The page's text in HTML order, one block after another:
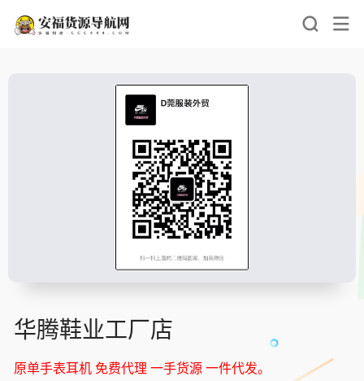
华腾鞋业工厂店
原单手表耳机 免费代理 一手货源 一件代发。